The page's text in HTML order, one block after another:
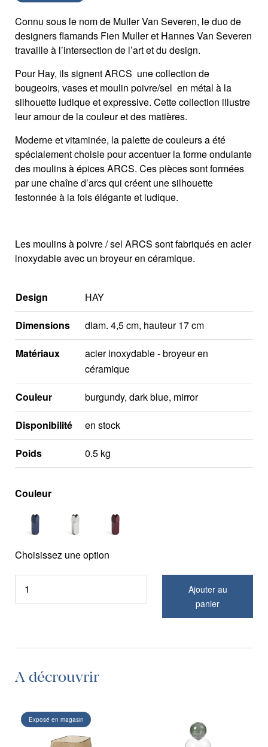
Connu sous le nom de Muller Van Severen, le duo de
designers flamands Fien Muller et Hannes Van Severen
travaille à l’intersection de l’art et du design.
Pour Hay, ils signent ARCS une collection de
bougeoirs, vases et moulin poivre/sel en métal à la
silhouette ludique et expressive. Cette collection illustre
leur amour de la couleur et des matières.
Moderne et vitaminée, la palette de couleurs a été
spécialement choisie pour accentuer la forme ondulante
des moulins à épices ARCS. Ces pièces sont formées
par une chaîne d’arcs qui créent une silhouette
festonnée à la fois élégante et ludique.
Les moulins à poivre / sel ARCS sont fabriqués en acier
inoxydable avec un broyeur en céramique.
Design HAY
Dimensions diam. 4,5 cm, hauteur 17 cm
Matériaux
acier inoxydable - broyeur en
céramique
Couleur burgundy, dark blue, mirror
Disponibilité en stock
Poids 0.5 kg
Couleur
Choisissez une option
Ajouter au
panier
A décrouvrir
Exposé en magasin